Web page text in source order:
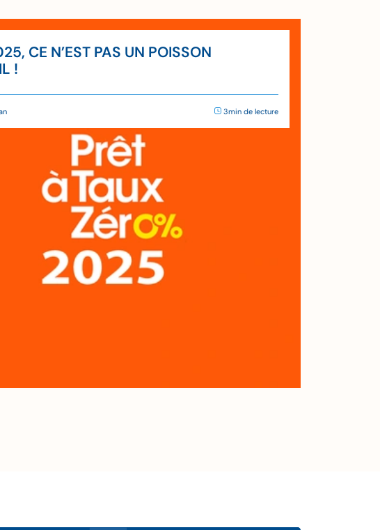
CE N’EST PAS UN POISSON
!
3min de lecture